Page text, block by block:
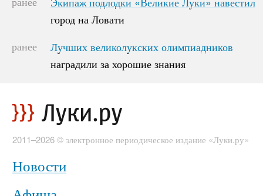
город на Ловати
город на Ловати
ранее
Лучших великолукских олимпиадников
наградили за хорошие знания
Лучших великолукских олимпиадников
наградили за хорошие знания
2011–2026 © электронное периодическое издание «Луки.ру»
Новости